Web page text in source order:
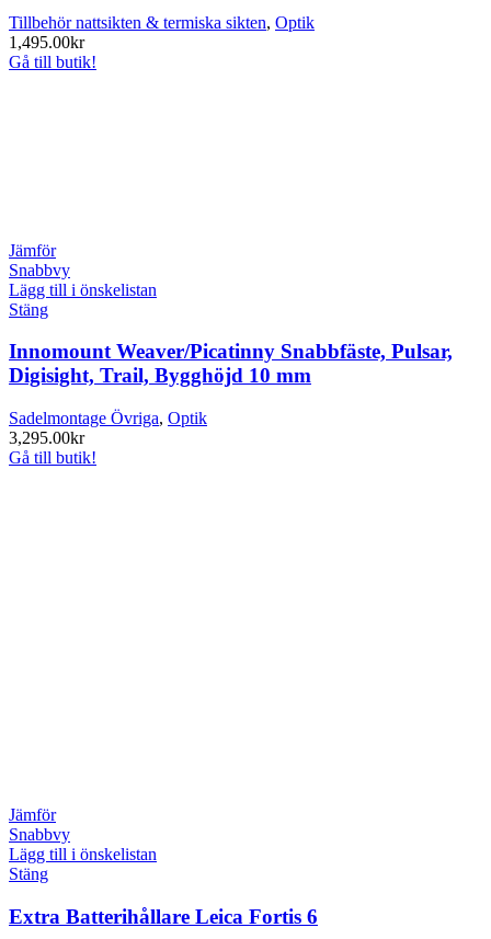
Tillbehör nattsikten & termiska sikten, Optik
1,495.00kr
Gå till butik!
Jämför
Snabbvy
Lägg till i önskelistan
Stäng
Innomount Weaver/Picatinny Snabbfäste, Pulsar,
Digisight, Trail, Bygghöjd 10 mm
Sadelmontage Övriga, Optik
3,295.00kr
Gå till butik!
Jämför
Snabbvy
Lägg till i önskelistan
Stäng
Extra Batterihållare Leica Fortis 6